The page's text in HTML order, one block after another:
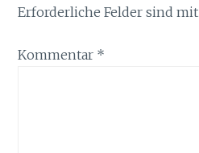
Erforderliche Felder sind mit
Kommentar *